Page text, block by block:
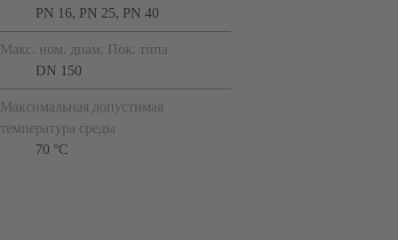
PN 16, PN 25, PN 40
Макс. ном. диам. Пок. типа
DN 150
Максимальная допустимая
температура среды
70 °C